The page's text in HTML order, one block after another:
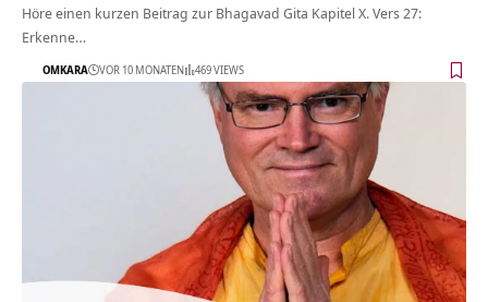
Höre einen kurzen Beitrag zur Bhagavad Gita Kapitel X. Vers 27:
Erkenne…
OMKARA VOR 10 MONATEN 469 VIEWS